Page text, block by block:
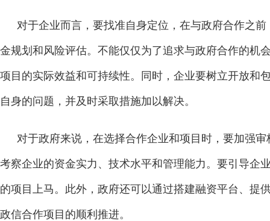
对于企业而言，要找准自身定位，在与政府合作之
金规划和风险评估。不能仅仅为了追求与政府合作的机
项目的实际效益和可持续性。同时，企业要树立开放和
自身的问题，并及时采取措施加以解决。
对于政府来说，在选择合作企业和项目时，要加强
考察企业的资金实力、技术水平和管理能力。要引导企
的项目上马。此外，政府还可以通过搭建融资平台、提
政信合作项目的顺利推进。